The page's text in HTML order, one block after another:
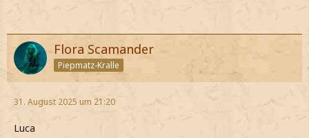
Flora Scamander
Piepmatz-Kralle
31. August 2025 um 21:20
Luca